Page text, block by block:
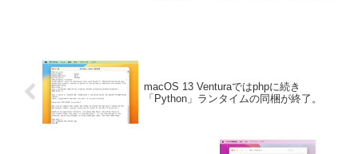
macOS 13 Venturaではphpに続き
「Python」ランタイムの同梱が終了。